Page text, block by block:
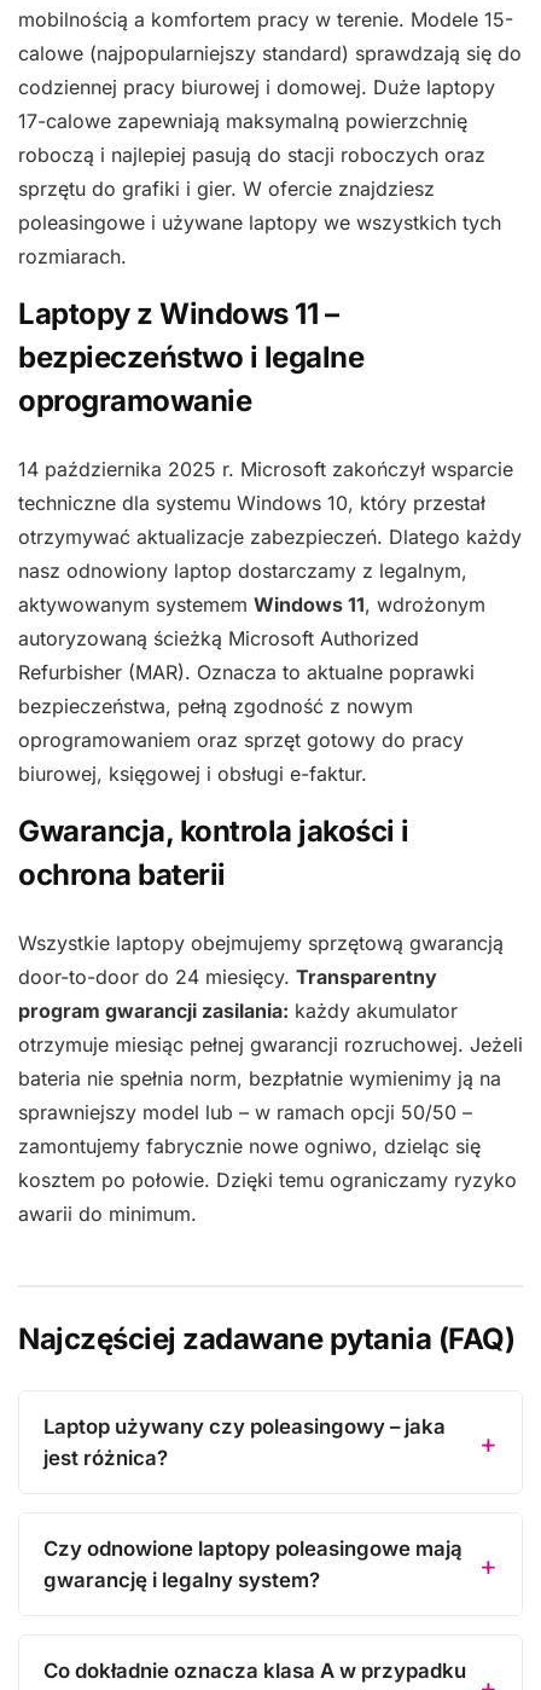
mobilnością a komfortem pracy w terenie. Modele 15-
calowe (najpopularniejszy standard) sprawdzają się do
codziennej pracy biurowej i domowej. Duże laptopy
17-calowe zapewniają maksymalną powierzchnię
roboczą i najlepiej pasują do stacji roboczych oraz
sprzętu do grafiki i gier. W ofercie znajdziesz
poleasingowe i używane laptopy we wszystkich tych
rozmiarach.
Laptopy z Windows 11 –
bezpieczeństwo i legalne
oprogramowanie
14 października 2025 r. Microsoft zakończył wsparcie
techniczne dla systemu Windows 10, który przestał
otrzymywać aktualizacje zabezpieczeń. Dlatego każdy
nasz odnowiony laptop dostarczamy z legalnym,
aktywowanym systemem Windows 11, wdrożonym
autoryzowaną ścieżką Microsoft Authorized
Refurbisher (MAR). Oznacza to aktualne poprawki
bezpieczeństwa, pełną zgodność z nowym
oprogramowaniem oraz sprzęt gotowy do pracy
biurowej, księgowej i obsługi e-faktur.
Gwarancja, kontrola jakości i
ochrona baterii
Wszystkie laptopy obejmujemy sprzętową gwarancją
door-to-door do 24 miesięcy. Transparentny
program gwarancji zasilania: każdy akumulator
otrzymuje miesiąc pełnej gwarancji rozruchowej. Jeżeli
bateria nie spełnia norm, bezpłatnie wymienimy ją na
sprawniejszy model lub – w ramach opcji 50/50 –
zamontujemy fabrycznie nowe ogniwo, dzieląc się
kosztem po połowie. Dzięki temu ograniczamy ryzyko
awarii do minimum.
Najczęściej zadawane pytania (FAQ)
Laptop używany czy poleasingowy – jaka
jest różnica?
Czy odnowione laptopy poleasingowe mają
gwarancję i legalny system?
Co dokładnie oznacza klasa A w przypadku